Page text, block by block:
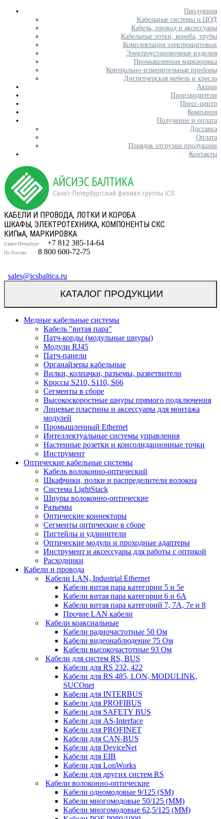
Продукция
Кабельные системы и ЦОД
Кабель, провод и аксессуары
Кабельные лотки, короба, трубы
Комплектация электрощитовых
Электроустановочные изделия
Промышленная маркировка
Контрольно-измерительные приборы
Диспетчерская мебель и кресла
Акции
Производители
Пресс-центр
Компания
Получение и оплата
Доставка
Оплата
Порядок отгрузки продукции
Контакты
КАБЕЛИ И ПРОВОДА, ЛОТКИ И КОРОБА
ШКАФЫ, ЭЛЕКТРОТЕХНИКА, КОМПОНЕНТЫ СКС
КИПиА, МАРКИРОВКА
Санкт-Петербург: +7 812 385-14-64
По России: 8 800 600-72-75
sales@icsbaltica.ru
КАТАЛОГ ПРОДУКЦИИ
Медные кабельные системы
Кабель "витая пара"
Патч-корды (модульные шнуры)
Модули RJ45
Патч-панели
Органайзеры кабельные
Вилки, колпачки, разъемы, разветвители
Кроссы S210, S110, S66
Сегменты в сборе
Высокоскоростные шнуры прямого подключения
Лицевые пластины и аксессуары для монтажа
модулей
Промышленный Ethernet
Интеллектуальные системы управления
Настенные розетки и консолидационные точки
Инструмент
Оптические кабельные системы
Кабель волоконно-оптический
Шкафчики, полки и распределители волокна
Система LightStack
Шнуры волоконно-оптические
Разъемы
Оптические коннекторы
Сегменты оптические в сборе
Пигтейлы и удлинители
Оптические модули и проходные адаптеры
Инструмент и аксессуары для работы с оптикой
Расходники
Кабели и провода
Кабели LAN, Industrial Ethernet
Кабели витая пара категории 5 и 5е
Кабели витая пара категории 6 и 6A
Кабели витая пара категорий 7, 7А, 7е и 8
Прочие LAN кабели
Кабели коаксиальные
Кабели радиочастотные 50 Ом
Кабели видеонаблюдение 75 Ом
Кабели высокочастотные 93 Ом
Кабели для систем RS, BUS
Кабели для RS 232, 422
Кабели для RS 485, LON, MODULINK,
SUCOnet
Кабели для INTERBUS
Кабели для PROFIBUS
Кабели для SAFETY BUS
Кабели для AS-Interface
Кабели для PROFINET
Кабели для CAN-BUS
Кабели для DeviceNet
Кабели для EIB
Кабели для LonWorks
Кабели для других систем RS
Кабели волоконно-оптические
Кабели одномодовые 9/125 (SM)
Кабели многомодовые 50/125 (ММ)
Кабели многомодовые 62,5/125 (ММ)